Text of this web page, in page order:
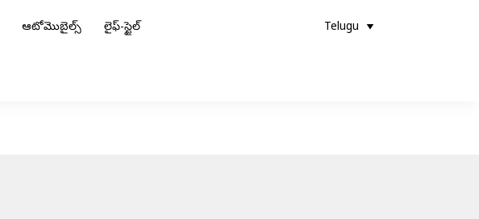
ఆటోమొబైల్స్ లైఫ్-స్టైల్ Telugu